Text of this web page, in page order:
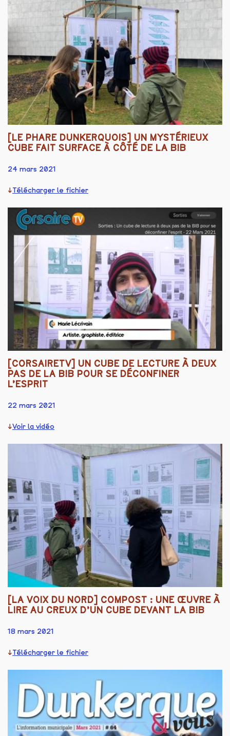
[LE PHARE DUNKERQUOIS] UN MYSTÉRIEUX
CUBE FAIT SURFACE À CÔTÉ DE LA B!B
24 mars 2021
Télécharger le fichier
[CORSAIRETV] UN CUBE DE LECTURE À DEUX
PAS DE LA B!B POUR SE DÉCONFINER
L’ESPRIT
22 mars 2021
Voir la vidéo
[LA VOIX DU NORD] COMPOST : UNE ŒUVRE À
LIRE AU CREUX D’UN CUBE DEVANT LA B!B
18 mars 2021
Télécharger le fichier